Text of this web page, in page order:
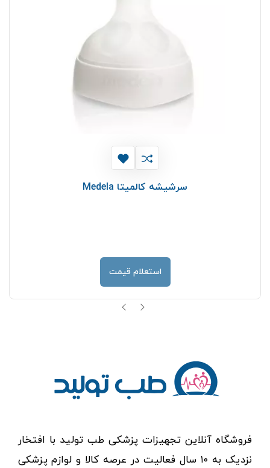
سرشیشه کالمیتا Medela
استعلام قیمت
فروشگاه آنلاین تجهیزات پزشکی طب تولید با افتخار
نزدیک به ۱۰ سال فعالیت در عرصه کالا و لوازم پزشکی